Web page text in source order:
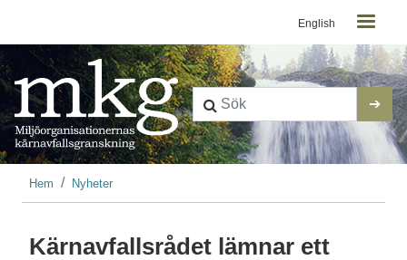
Kontaktmeny
English
Länkstig
Hem Nyheter
Kärnavfallsrådet lämnar ett